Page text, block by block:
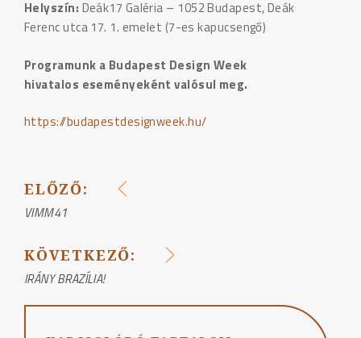
Helyszín: Deák17 Galéria – 1052 Budapest, Deák
Ferenc utca 17. 1. emelet (7-es kapucsengő)
Programunk a Budapest Design Week
hivatalos eseményeként valósul meg.
https://budapestdesignweek.hu/
BEJEGYZÉS
NAVIGÁCIÓ
ELŐZŐ:
VIMM41
KÖVETKEZŐ:
IRÁNY BRAZÍLIA!